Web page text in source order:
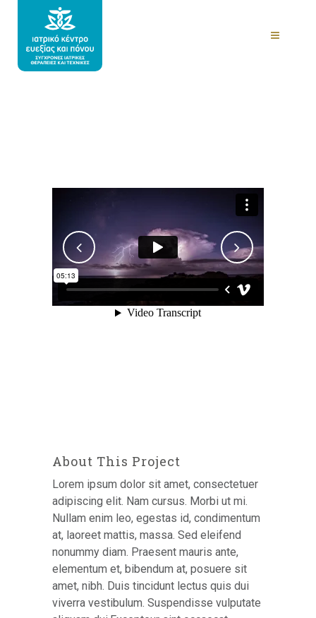
About This Project
Lorem ipsum dolor sit amet, consectetuer
adipiscing elit. Nam cursus. Morbi ut mi.
Nullam enim leo, egestas id, condimentum
at, laoreet mattis, massa. Sed eleifend
nonummy diam. Praesent mauris ante,
elementum et, bibendum at, posuere sit
amet, nibh. Duis tincidunt lectus quis dui
viverra vestibulum. Suspendisse vulputate